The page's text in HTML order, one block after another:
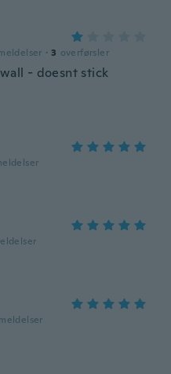
· 3 overførsler
- doesnt stick